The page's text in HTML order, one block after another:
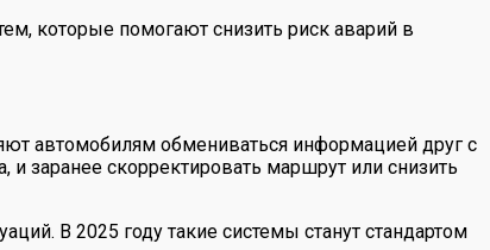
которые помогают снизить риск аварий в
автомобилям обмениваться информацией друг с
заранее скорректировать маршрут или снизить
В 2025 году такие системы станут стандартом